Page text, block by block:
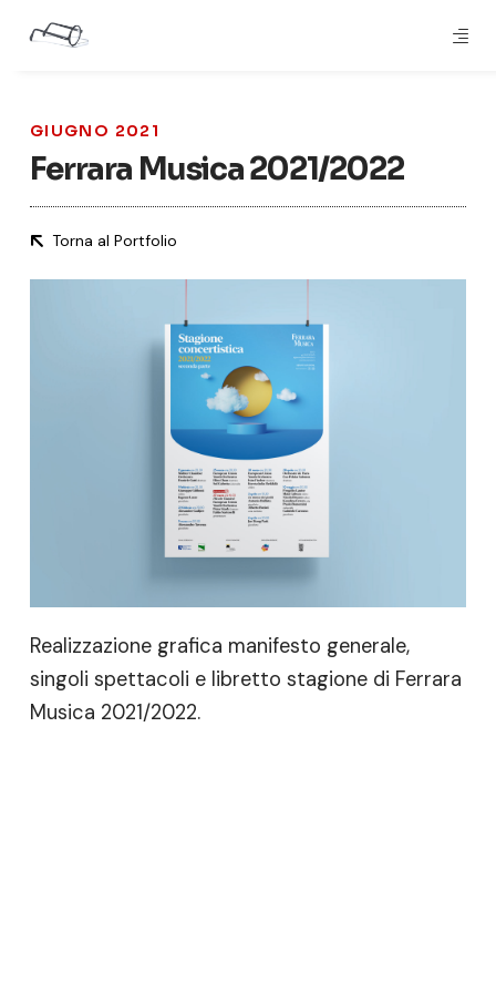
GIUGNO 2021
Ferrara Musica 2021/2022
Torna al Portfolio
Realizzazione grafica manifesto generale,
singoli spettacoli e libretto stagione di Ferrara
Musica 2021/2022.